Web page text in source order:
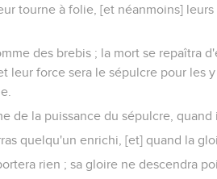
tourne à folie, [et néanmoins]
des brebis ; la mort se repaîtra
leur force sera le sépulcre pour les
de la puissance du sépulcre, quand
quelqu'un enrichi, [et] quand la
rien ; sa gloire ne descendra